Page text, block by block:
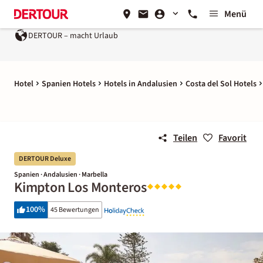
Menü
DERTOUR – macht Urlaub
Hotel Spanien Hotels Hotels in Andalusien Costa del Sol Hotels
Teilen Favorit
DERTOUR Deluxe
Spanien · Andalusien · Marbella
Kimpton Los Monteros
100% 45 Bewertungen